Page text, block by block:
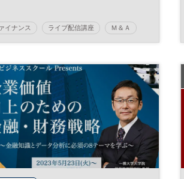
イナンス ライブ配信講座 Ｍ＆Ａ